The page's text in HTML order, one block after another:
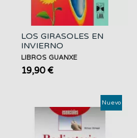
LOS GIRASOLES EN
INVIERNO
LIBROS GUANXE
19,90 €
Nuevo